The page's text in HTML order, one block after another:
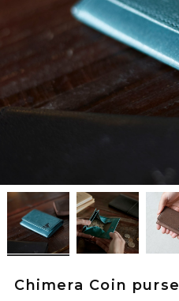
Chimera Coin purse